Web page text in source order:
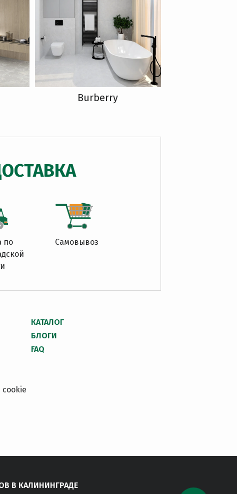
Burberry
по
Самовывоз
cookie
КАТАЛОГ
БЛОГИ
FAQ
В КАЛИНИНГРАДЕ